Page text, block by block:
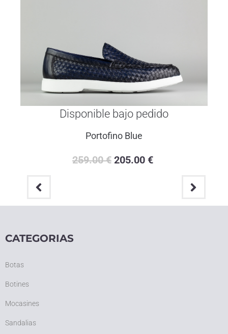
Disponible bajo pedido
Portofino Blue
259.00€ 205.00 €
CATEGORIAS
Botas
Botines
Mocasines
Sandalias